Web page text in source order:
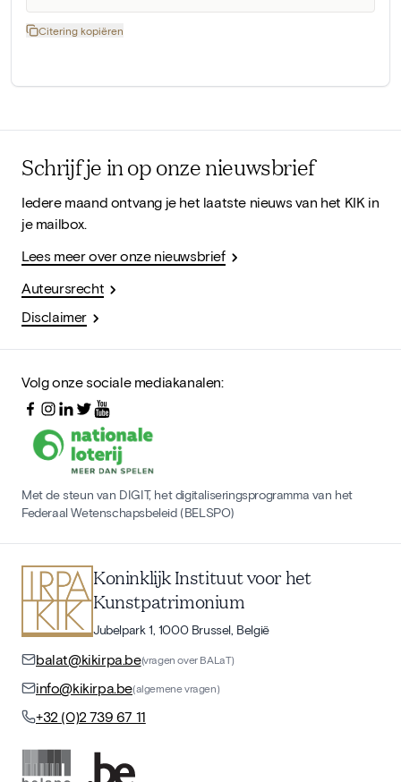
Citering kopiëren
Schrijf je in op onze nieuwsbrief
Iedere maand ontvang je het laatste nieuws van het KIK in
je mailbox.
Lees meer over onze nieuwsbrief
Auteursrecht
Disclaimer
Volg onze sociale mediakanalen:
Met de steun van DIGIT, het digitaliseringsprogramma van het
Federaal Wetenschapsbeleid (BELSPO)
Koninklijk Instituut voor het
Kunstpatrimonium
Jubelpark 1, 1000 Brussel, België
balat@kikirpa.be(vragen over BALaT)
info@kikirpa.be(algemene vragen)
+32 (0)2 739 67 11